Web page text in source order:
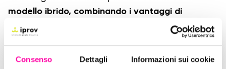
Consenso Dettagli Informazioni sui cookie
modello ibrido, combinando i vantaggi di
entrambe le modalità per creare un ambiente di